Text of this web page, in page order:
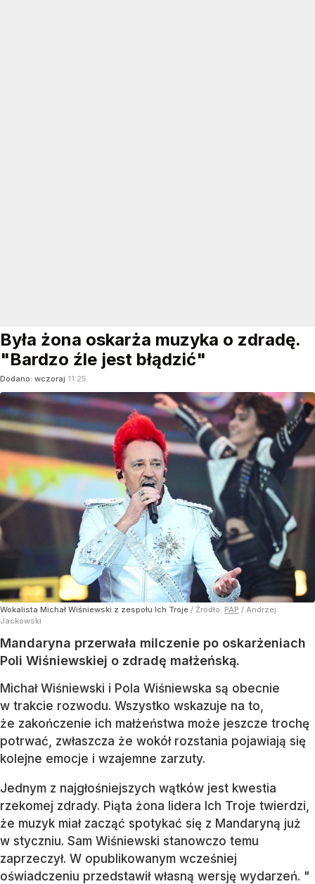
Była żona oskarża muzyka o zdradę.
"Bardzo źle jest błądzić"
Dodano: wczoraj 11:25
Wokalista Michał Wiśniewski z zespołu Ich Troje / Źródło: PAP / Andrzej
Jackowski
Mandaryna przerwała milczenie po oskarżeniach
Poli Wiśniewskiej o zdradę małżeńską.
Michał Wiśniewski i Pola Wiśniewska są obecnie
w trakcie rozwodu. Wszystko wskazuje na to,
że zakończenie ich małżeństwa może jeszcze trochę
potrwać, zwłaszcza że wokół rozstania pojawiają się
kolejne emocje i wzajemne zarzuty.
Jednym z najgłośniejszych wątków jest kwestia
rzekomej zdrady. Piąta żona lidera Ich Troje twierdzi,
że muzyk miał zacząć spotykać się z Mandaryną już
w styczniu. Sam Wiśniewski stanowczo temu
zaprzeczył. W opublikowanym wcześniej
oświadczeniu przedstawił własną wersję wydarzeń. "